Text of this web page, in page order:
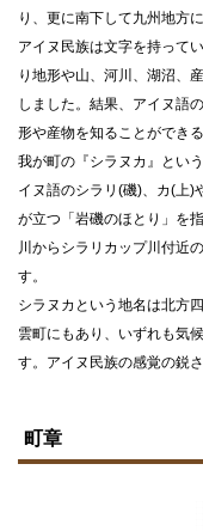
り、更に南下して九州地方
アイヌ民族は文字を持って
り地形や山、河川、湖沼、
しました。結果、アイヌ語
形や産物を知ることができる
我が町の『シラヌカ』とい
イヌ語のシラリ(磯)、カ(上)
が立つ「岩磯のほとり」を
川からシラリカップ川付近
す。
シラヌカという地名は北方
雲町にもあり、いずれも気
す。アイヌ民族の感覚の鋭
ッ
プ
町章